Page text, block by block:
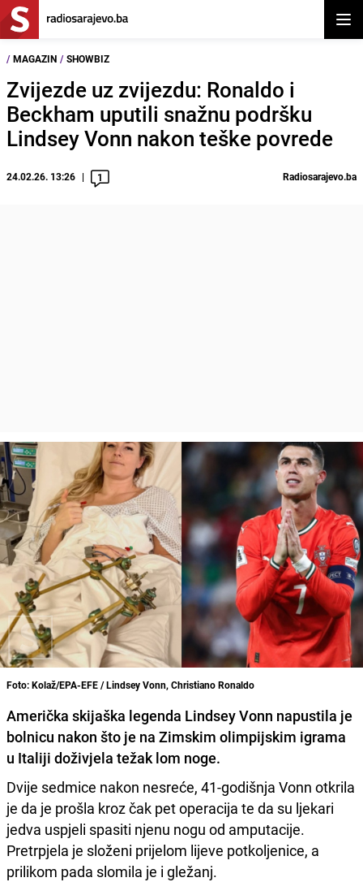
/ MAGAZIN / SHOWBIZ
Zvijezde uz zvijezdu: Ronaldo i
Beckham uputili snažnu podršku
Lindsey Vonn nakon teške povrede
24.02.26. 13:26 1 Radiosarajevo.ba
Foto: Kolaž/EPA-EFE / Lindsey Vonn, Christiano Ronaldo
Američka skijaška legenda Lindsey Vonn napustila je
bolnicu nakon što je na Zimskim olimpijskim igrama
u Italiji doživjela težak lom noge.
Dvije sedmice nakon nesreće, 41-godišnja Vonn otkrila
je da je prošla kroz čak pet operacija te da su ljekari
jedva uspjeli spasiti njenu nogu od amputacije.
Pretrpjela je složeni prijelom lijeve potkoljenice, a
prilikom pada slomila je i gležanj.